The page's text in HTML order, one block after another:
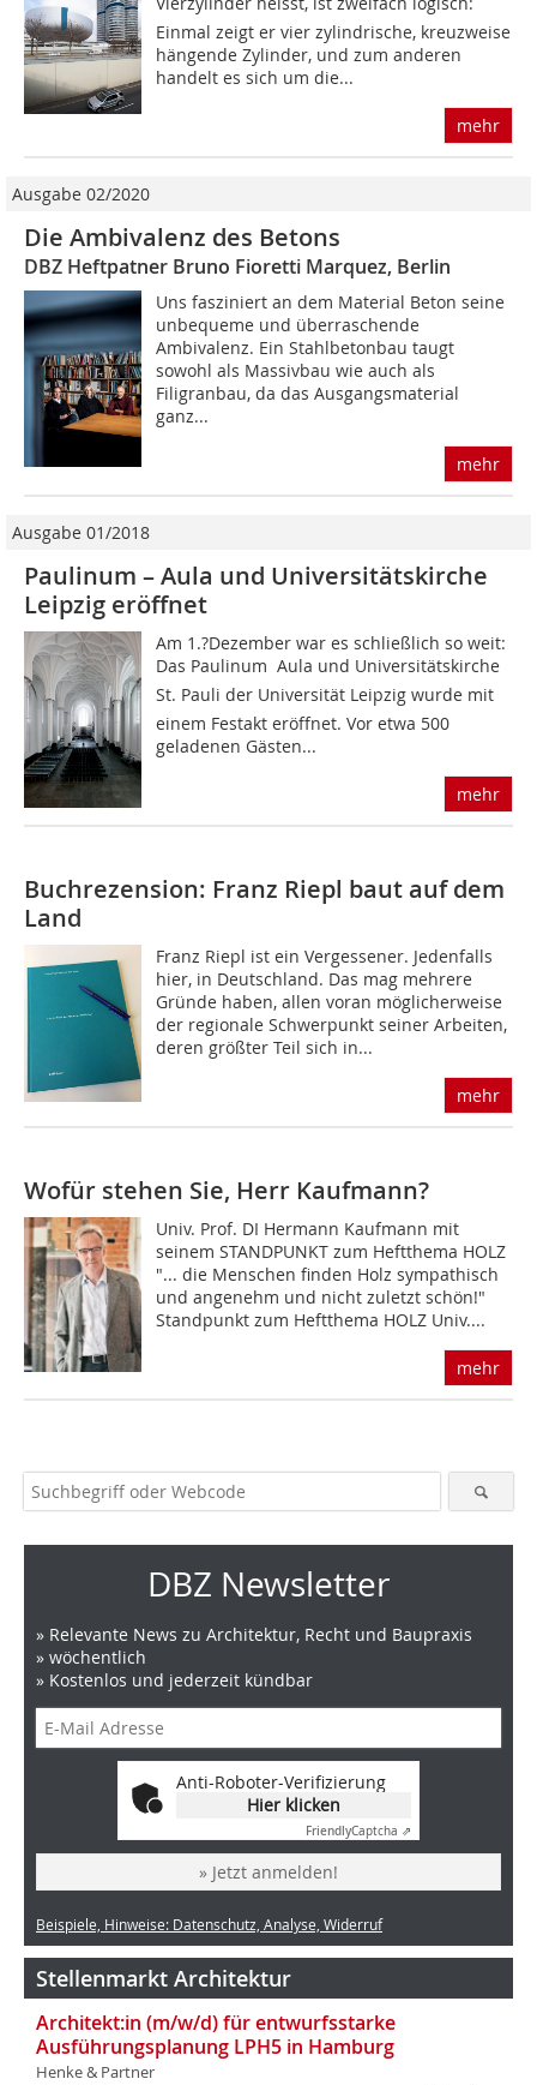
Einmal zeigt er vier zylindrische, kreuzweise
hängende Zylinder, und zum anderen
handelt es sich um die...
mehr
Ausgabe 02/2020
Die Ambivalenz des Betons
DBZ Heftpatner Bruno Fioretti Marquez, Berlin
Uns fasziniert an dem Material Beton seine
unbequeme und überraschende
Ambivalenz. Ein Stahlbetonbau taugt
sowohl als Massivbau wie auch als
Filigranbau, da das Ausgangsmaterial
ganz...
mehr
Ausgabe 01/2018
Paulinum – Aula und Universitätskirche
Leipzig eröffnet
Am 1.?Dezember war es schließlich so weit:
Das Paulinum  Aula und Universitätskirche
St. Pauli der Universität Leipzig wurde mit
einem Festakt eröffnet. Vor etwa 500
geladenen Gästen...
mehr
Buchrezension: Franz Riepl baut auf dem
Land
Franz Riepl ist ein Vergessener. Jedenfalls
hier, in Deutschland. Das mag mehrere
Gründe haben, allen voran möglicherweise
der regionale Schwerpunkt seiner Arbeiten,
deren größter Teil sich in...
mehr
Wofür stehen Sie, Herr Kaufmann?
Univ. Prof. DI Hermann Kaufmann mit
seinem STANDPUNKT zum Heftthema HOLZ
"... die Menschen finden Holz sympathisch
und angenehm und nicht zuletzt schön!"
Standpunkt zum Heftthema HOLZ Univ....
mehr
DBZ Newsletter
» Relevante News zu Architektur, Recht und Baupraxis
» wöchentlich
» Kostenlos und jederzeit kündbar
Anti-Roboter-Verifizierung
Hier klicken
FriendlyCaptcha ⇗
» Jetzt anmelden!
Beispiele, Hinweise: Datenschutz, Analyse, Widerruf
Stellenmarkt Architektur
Architekt:in (m/w/d) für entwurfsstarke
Ausführungsplanung LPH5 in Hamburg
Henke & Partner